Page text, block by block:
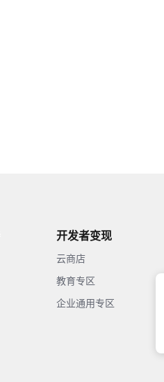
开发者变现
云商店
教育专区
企业通用专区